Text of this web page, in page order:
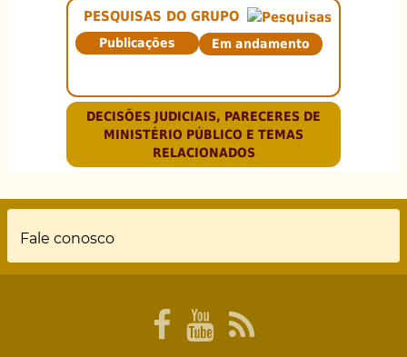
PESQUISAS DO GRUPO
Publicações Em andamento
DECISÕES JUDICIAIS, PARECERES DE
MINISTÉRIO PÚBLICO E TEMAS
RELACIONADOS
Rodapé
Fale conosco